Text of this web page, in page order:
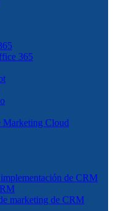
365
Marketing Cloud
de CRM
marketing de CRM